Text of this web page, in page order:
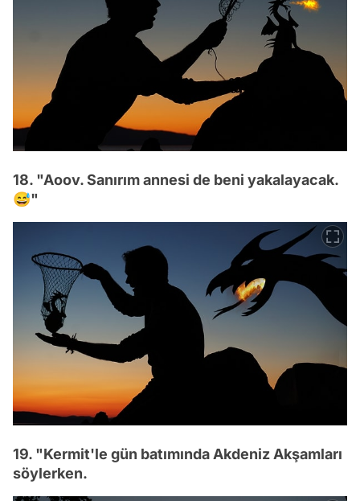
18. "Aoov. Sanırım annesi de beni yakalayacak.
😅"
19. "Kermit'le gün batımında Akdeniz Akşamları
söylerken.